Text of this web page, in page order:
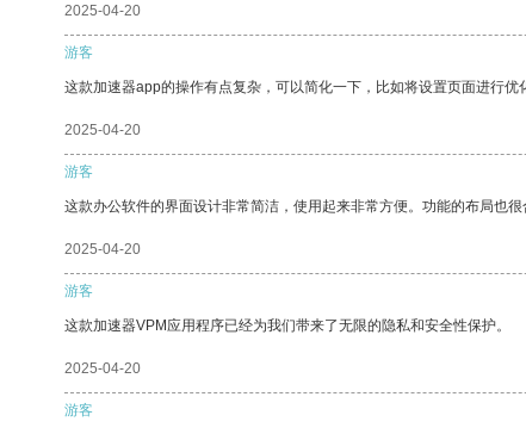
2025-04-20
游客
这款加速器app的操作有点复杂，可以简化一下，比如将设置页面进行优
2025-04-20
游客
这款办公软件的界面设计非常简洁，使用起来非常方便。功能的布局也很
2025-04-20
游客
这款加速器VPM应用程序已经为我们带来了无限的隐私和安全性保护。
2025-04-20
游客